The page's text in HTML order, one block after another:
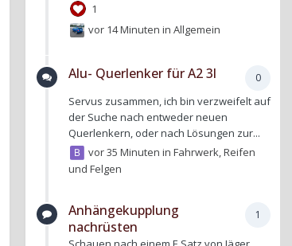
1
vor 14 MinuteninAllgemein
0
Alu- Querlenker für A2 3l
Servus zusammen, ich bin verzweifelt auf
der Suche nach entweder neuen
Querlenkern, oder nach Lösungen zur...
vor 35 MinuteninFahrwerk, Reifen
und Felgen
1
Anhängekupplung
nachrüsten